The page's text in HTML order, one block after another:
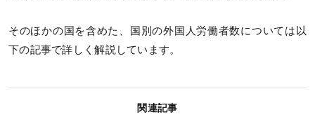
そのほかの国を含めた、国別の外国人労働者数については以
下の記事で詳しく解説しています。
関連記事